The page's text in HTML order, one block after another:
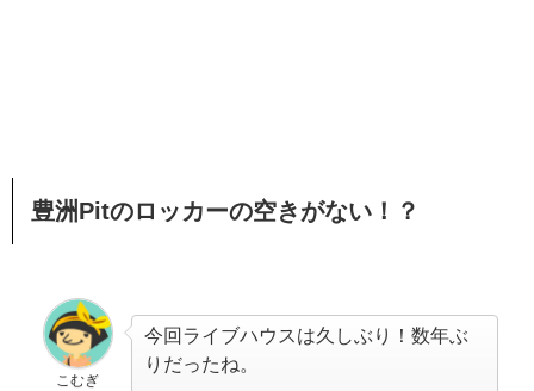
豊洲Pitのロッカーの空きがない！？
こむぎ
今回ライブハウスは久しぶり！数年ぶ
りだったね。